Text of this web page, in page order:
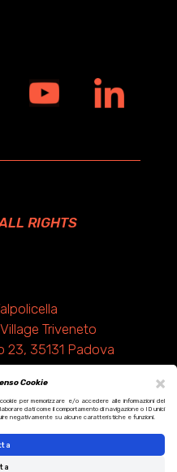
×
Cookie
per memorizzare e/o accedere alle informazioni del
dati come il comportamento di navigazione o ID unici
negativamente su alcune caratteristiche e funzioni.
RIGHTS
Triveneto
23, 35131 Padova